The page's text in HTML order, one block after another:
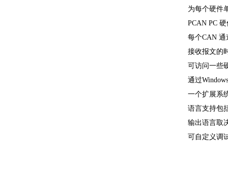
为每个硬件
PCAN PC
每个CAN 通
接收报文的
可访问一些
通过
一个扩展系
语言支持包
输出语言取
可自定义调